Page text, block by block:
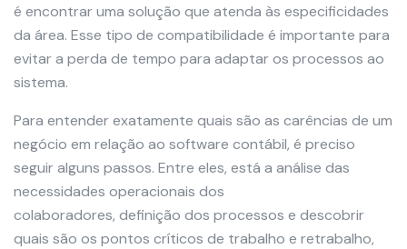
é encontrar uma solução que atenda às especificidades
da área. Esse tipo de compatibilidade é importante para
evitar a perda de tempo para adaptar os processos ao
sistema.
Para entender exatamente quais são as carências de um
negócio em relação ao software contábil, é preciso
seguir alguns passos. Entre eles, está a análise das
necessidades operacionais dos
colaboradores, definição dos processos e descobrir
quais são os pontos críticos de trabalho e retrabalho,